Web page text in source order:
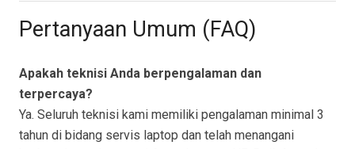
Pertanyaan Umum (FAQ)
Apakah teknisi Anda berpengalaman dan
terpercaya?
Ya. Seluruh teknisi kami memiliki pengalaman minimal 3
tahun di bidang servis laptop dan telah menangani